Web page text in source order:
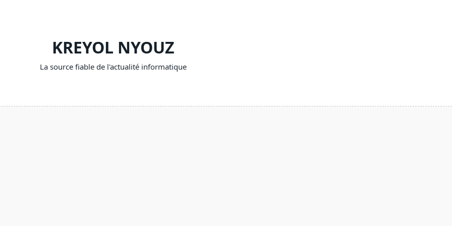
KREYOL NYOUZ
La source fiable de l'actualité informatique